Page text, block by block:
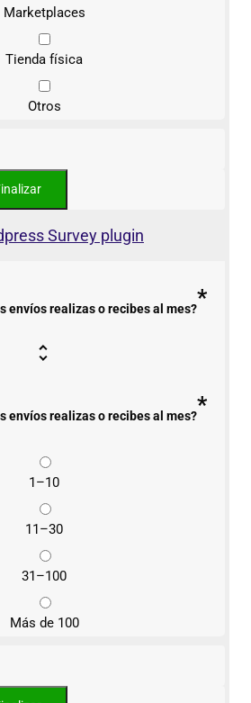
Marketplaces
Tienda física
Otros
Survey plugin
envíos realizas o recibes al mes?*
envíos realizas o recibes al mes?*
1–10
11–30
31–100
Más de 100